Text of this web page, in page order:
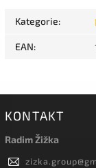
Kategorie:
EAN:
KONTAKT
Radim Žižka
zizka.group@